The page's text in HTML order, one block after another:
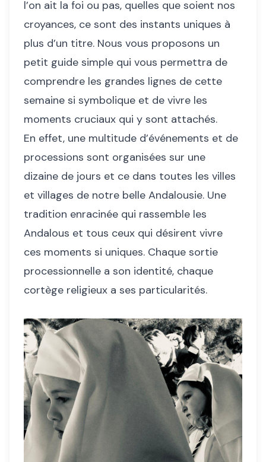
l’on ait la foi ou pas, quelles que soient nos
croyances, ce sont des instants uniques à
plus d’un titre. Nous vous proposons un
petit guide simple qui vous permettra de
comprendre les grandes lignes de cette
semaine si symbolique et de vivre les
moments cruciaux qui y sont attachés.
En effet, une multitude d’événements et de
processions sont organisées sur une
dizaine de jours et ce dans toutes les villes
et villages de notre belle Andalousie. Une
tradition enracinée qui rassemble les
Andalous et tous ceux qui désirent vivre
ces moments si uniques. Chaque sortie
processionnelle a son identité, chaque
cortège religieux a ses particularités.